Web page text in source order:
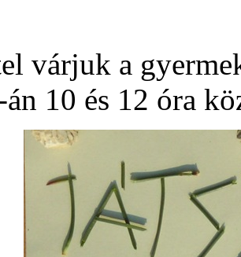
várjuk a
10 és 12 óra